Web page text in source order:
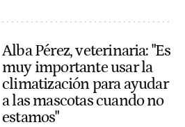
Alba Pérez, veterinaria: "Es
muy importante usar la
climatización para ayudar
a las mascotas cuando no
estamos"